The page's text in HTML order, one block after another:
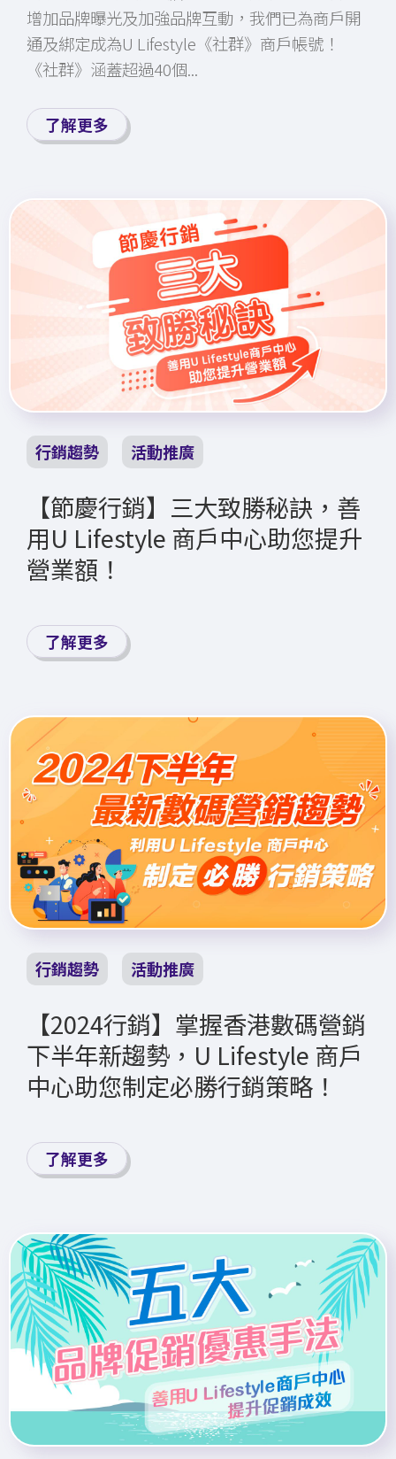
增加品牌曝光及加強品牌互動，我們已為商戶開
通及綁定成為U Lifestyle《社群》商戶帳號！
《社群》涵蓋超過40個...
了解更多
行銷趨勢 活動推廣
【節慶行銷】三大致勝秘訣，善
用U Lifestyle 商戶中心助您提升
營業額！
了解更多
行銷趨勢 活動推廣
【2024行銷】掌握香港數碼營銷
下半年新趨勢，U Lifestyle 商戶
中心助您制定必勝行銷策略！
了解更多